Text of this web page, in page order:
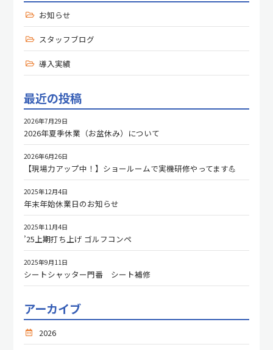
お知らせ
スタッフブログ
導入実績
最近の投稿
2026年夏季休業（お盆休み）について
2026年7月29日
【現場力アップ中！】ショールームで実機研修やってます💪
2026年6月26日
年末年始休業日のお知らせ
2025年12月4日
’25上期打ち上げ ゴルフコンペ
2025年11月4日
シートシャッター門番 シート補修
2025年9月11日
アーカイブ
2026